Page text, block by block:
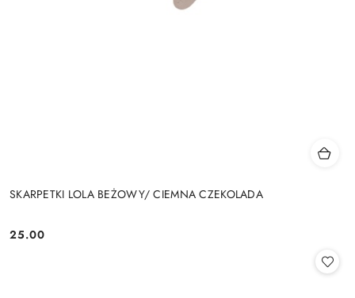
SKARPETKI LOLA BEŻOWY/ CIEMNA CZEKOLADA
Cena:
25.00